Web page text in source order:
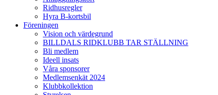
Ridhusregler
Hyra B-kortsbil
Föreningen
Vision och värdegrund
BILLDALS RIDKLUBB TAR STÄLLNING
Bli medlem
Ideell insats
Våra sponsorer
Medlemsenkät 2024
Klubbkollektion